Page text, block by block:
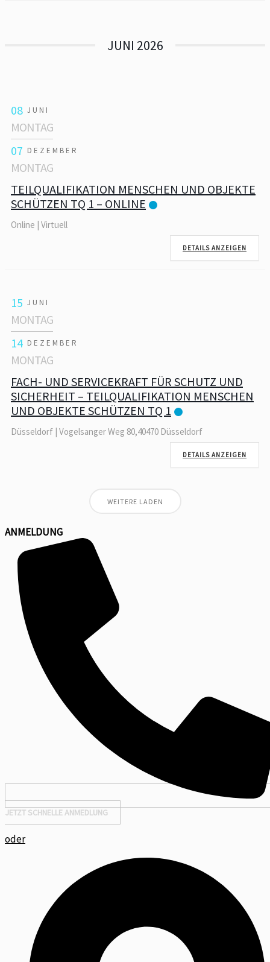
JUNI 2026
08 JUNI
MONTAG
07 DEZEMBER
MONTAG
TEILQUALIFIKATION MENSCHEN UND OBJEKTE
SCHÜTZEN TQ 1 – ONLINE
Online | Virtuell
DETAILS ANZEIGEN
15 JUNI
MONTAG
14 DEZEMBER
MONTAG
FACH- UND SERVICEKRAFT FÜR SCHUTZ UND
SICHERHEIT – TEILQUALIFIKATION MENSCHEN
UND OBJEKTE SCHÜTZEN TQ 1
Düsseldorf | Vogelsanger Weg 80,40470 Düsseldorf
DETAILS ANZEIGEN
WEITERE LADEN
ANMELDUNG
JETZT SCHNELLE ANMEDLUNG
oder